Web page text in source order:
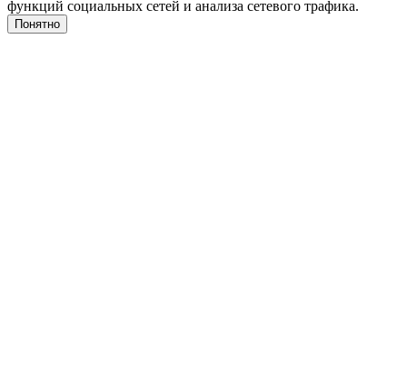
функций социальных сетей и анализа сетевого трафика.
Понятно